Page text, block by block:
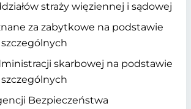
straży więziennej i sądowej
za zabytkowe na podstawie
skarbowej na podstawie
Bezpieczeństwa